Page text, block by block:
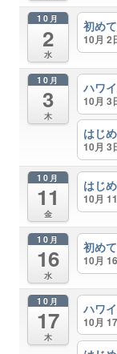
10月
2
水
初め
10月 2
10月
3
木
ハワ
10月 3
はじ
10月 3
10月
11
金
はじ
10月
10月
16
水
初め
10月
10月
17
木
ハワ
10月